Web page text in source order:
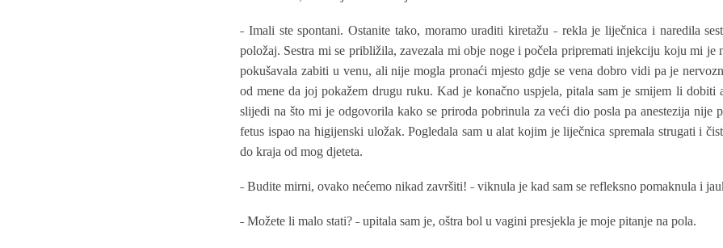
˗ Imali ste spontani. Ostanite tako, moramo uraditi kiretažu ˗ rekla je liječnica i naredila
položaj. Sestra mi se približila, zavezala mi obje noge i počela pripremati injekciju koju mi je
pokušavala zabiti u venu, ali nije mogla pronaći mjesto gdje se vena dobro vidi pa je
od mene da joj pokažem drugu ruku. Kad je konačno uspjela, pitala sam je smijem li dobiti
slijedi na što mi je odgovorila kako se priroda pobrinula za veći dio posla pa anestezija nije
fetus ispao na higijenski uložak. Pogledala sam u alat kojim je liječnica spremala strugati i
do kraja od mog djeteta.
˗ Budite mirni, ovako nećemo nikad završiti! ˗ viknula je kad sam se refleksno pomaknula i
˗ Možete li malo stati? ˗ upitala sam je, oštra bol u vagini presjekla je moje pitanje na pola.